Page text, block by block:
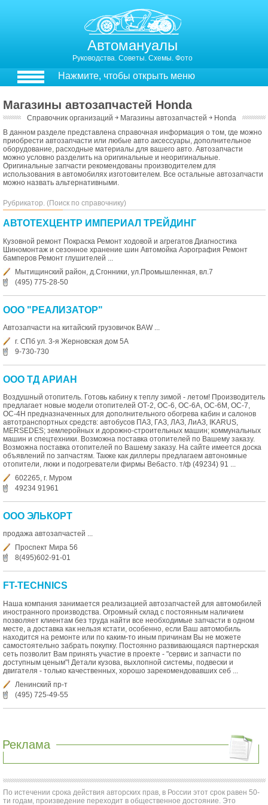
Автомануалы
Руководства. Советы. Схемы. Фото
Нажмите, чтобы открыть меню
Магазины автозапчастей Honda
Справочник организаций ￫Магазины автозапчастей ￫Honda
В данном разделе представлена справочная информация о том, где можно
приобрести автозапчасти или любые авто аксессуары, дополнительное
оборудование, расходные материалы для вашего авто. Автозапчасти
можно условно разделить на оригинальные и неоригинальные.
Оригинальные запчасти рекомендованы производителем для
использования в автомобилях изготовителем. Все остальные автозапчасти
можно назвать альтернативными.
Рубрикатор. (Поиск по справочнику)
АВТОТЕХЦЕНТР ИМПЕРИАЛ ТРЕЙДИНГ
Кузовной ремонт Покраска Ремонт ходовой и агрегатов Диагностика
Шиномонтаж и сезонное хранение шин Автомойка Аэрография Ремонт
бамперов Ремонт глушителей ...
Мытищинский район, д.Сгонники, ул.Промышленная, вл.7
(495) 775-28-50
ООО "РЕАЛИЗАТОР"
Автозапчасти на китайский грузовичок BAW ...
г. СПб ул. 3-я Жерновская дом 5А
9-730-730
ООО ТД АРИАН
Воздушный отопитель. Готовь кабину к теплу зимой - летом! Производитель
предлагает новые модели отопителей ОТ-2, ОС-6, ОС-6А, ОС-6М, ОС-7,
ОС-4Н предназначенных для дополнительного обогрева кабин и салонов
автотранспортных средств: автобусов ПАЗ, ГАЗ, ЛАЗ, ЛиАЗ, IKARUS,
MERSEDES; землеройных и дорожно-строительных машин; коммунальных
машин и спецтехники. Возможна поставка отопителей по Вашему заказу.
Возможна поставка отопителей по Вашему заказу. На сайте имеется доска
объявлений по запчастям. Также как диллеры предлагаем автономные
отопители, люки и подогреватели фирмы Вебасто. т/ф (49234) 91 ...
602265, г. Муром
49234 91961
ООО ЭЛЬКОРТ
продажа автозапчастей ...
Проспект Мира 56
8(495)602-91-01
FT-TECHNICS
Наша компания занимается реализацией автозапчастей для автомобилей
иностранного производства. Огромный склад с постоянным наличием
позволяет клиентам без труда найти все необходимые запчасти в одном
месте, а доставка как нельзя кстати, особенно, если Ваш автомобиль
находится на ремонте или по каким-то иным причинам Вы не можете
самостоятельно забрать покупку. Постоянно развивающаяся партнерская
сеть позволит Вам принять участие в проекте - "сервис и запчасти по
доступным ценым"! Детали кузова, выхлопной системы, подвески и
двигателя - только качественных, хорошо зарекомендовавших себ ...
Ленинский пр-т
(495) 725-49-55
Реклама
По истечении срока действия авторских прав, в России этот срок равен 50-
ти годам, произведение переходит в общественное достояние. Это